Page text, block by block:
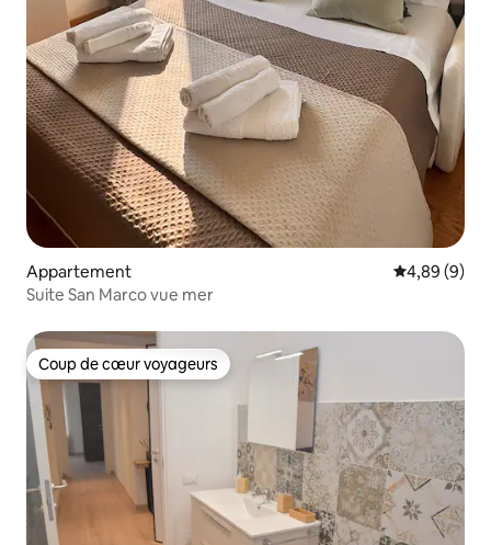
Appartement Évaluation
4,89 (9)
Suite San Marco vue mer
Coup de cœur voyageurs
Coup de cœur voyageurs